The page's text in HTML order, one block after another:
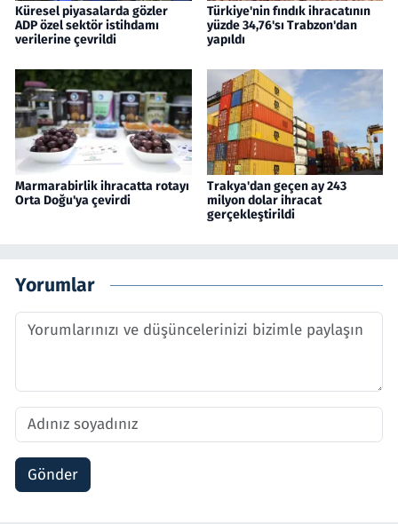
Küresel piyasalarda gözler
ADP özel sektör istihdamı
verilerine çevrildi
Türkiye'nin fındık ihracatının
yüzde 34,76'sı Trabzon'dan
yapıldı
Marmarabirlik ihracatta rotayı
Orta Doğu'ya çevirdi
Trakya'dan geçen ay 243
milyon dolar ihracat
gerçekleştirildi
Yorumlar
Gönder